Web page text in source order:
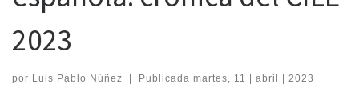
2023
por Luis Pablo Núñez | Publicada martes, 11 | abril | 2023